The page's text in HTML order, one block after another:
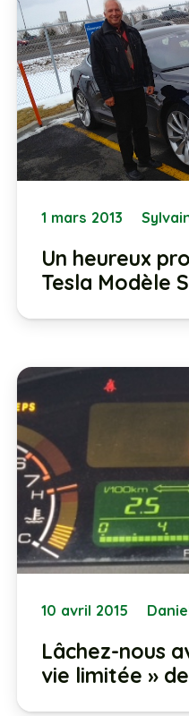
1 mars 2013
Un heureux
Tesla Modèle
10 avril 2015
Lâchez-nous
vie limitée »